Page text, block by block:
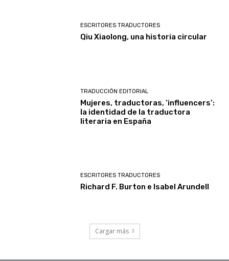
ESCRITORES TRADUCTORES
Qiu Xiaolong, una historia circular
TRADUCCIÓN EDITORIAL
Mujeres, traductoras, ‘influencers’:
la identidad de la traductora
literaria en España
ESCRITORES TRADUCTORES
Richard F. Burton e Isabel Arundell
Cargar más